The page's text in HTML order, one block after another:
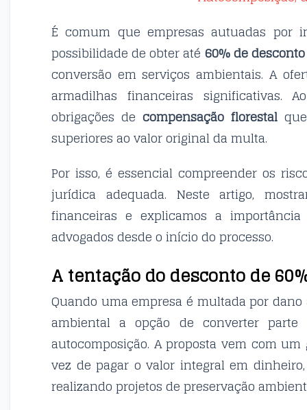
É comum que empresas autuadas por
possibilidade de obter até 60% de desconto
conversão em serviços ambientais. A
armadilhas financeiras significativas.
obrigações decompensação florestal
superiores ao valor original da multa.
Por isso, é essencial compreender os
jurídica adequada. Neste artigo,
financeiras e explicamos a
advogados desde o início do processo.
A tentação do desconto de
Quando uma empresa é multada por
ambiental a opção de converter
autocomposição. A proposta vem com
vez de pagar o valor integral em
realizando projetos de preservação